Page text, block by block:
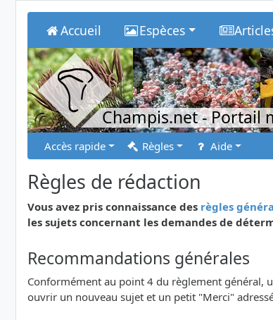
Accueil Espèces
Champis.net- Portail
Accès rapide Règles Aide
Règles de rédaction
Vous avez pris connaissance des règles
les sujets concernant les demandes de
Recommandations générales
Conformément au point 4 du règlement général,
ouvrir un nouveau sujet et un petit "Merci"